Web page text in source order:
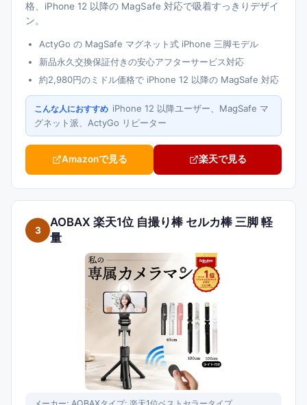
格、iPhone 12 以降の MagSafe 対応で吸着すっきりデザイ
ン。
ActyGo の MagSafe マグネット式 iPhone 三脚モデル
新品永久交換保証付きの安心アフターサービス対応
約2,980円のミドル価格で iPhone 12 以降の MagSafe 対応
こんな人におすすめ iPhone 12 以降ユーザー、MagSafe マ
グネット派、ActyGo リピーター
Amazonで見る 楽天で見る
3
AOBAX 楽天1位 自撮り棒 セルカ棒 三脚 軽
量